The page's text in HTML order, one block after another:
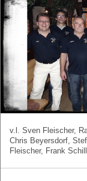
v.l. Sven Fleischer,
Chris Beyersdorf,
Fleischer, Frank